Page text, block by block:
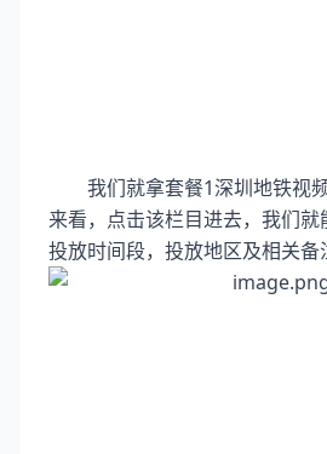
我们就拿套餐1深圳地铁视
来看，点击该栏目进去，我们就
投放时间段，投放地区及相关备